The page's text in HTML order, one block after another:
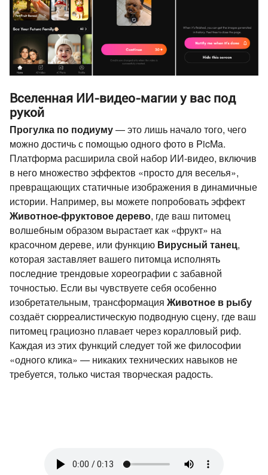
Вселенная ИИ-видео-магии у вас под
рукой
Прогулка по подиуму— это лишь начало того, чего
можно достичь с помощью одного фото в PicMa.
Платформа расширила свой набор ИИ-видео, включив
в него множество эффектов «просто для веселья»,
превращающих статичные изображения в динамичные
истории. Например, вы можете попробовать эффект
Животное-фруктовое дерево, где ваш питомец
волшебным образом вырастает как «фрукт» на
красочном дереве, или функцию Вирусный танец,
которая заставляет вашего питомца исполнять
последние трендовые хореографии с забавной
точностью. Если вы чувствуете себя особенно
изобретательным, трансформация Животное в рыбу
создаёт сюрреалистическую подводную сцену, где ваш
питомец грациозно плавает через коралловый риф.
Каждая из этих функций следует той же философии
«одного клика» — никаких технических навыков не
требуется, только чистая творческая радость.